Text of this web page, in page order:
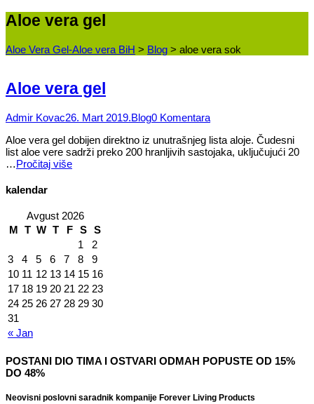
Aloe vera gel
Aloe Vera Gel-Aloe vera BiH > Blog > aloe vera sok
Aloe vera gel
Admir Kovac26. Mart 2019.Blog0 Komentara
Aloe vera gel dobijen direktno iz unutrašnjeg lista aloje. Čudesni
list aloe vere sadrži preko 200 hranljivih sastojaka, uključujući 20
…Pročitaj više
kalendar
Avgust 2026
M T W T F S S
« Jan
1
2
3
4 5 6 7 8
9
10 11 12 13 14 15 16
17 18 19 20 21 22 23
24 25 26 27 28 29 30
31
POSTANI DIO TIMA I OSTVARI ODMAH POPUSTE OD 15%
DO 48%
Neovisni poslovni saradnik kompanije Forever Living Products